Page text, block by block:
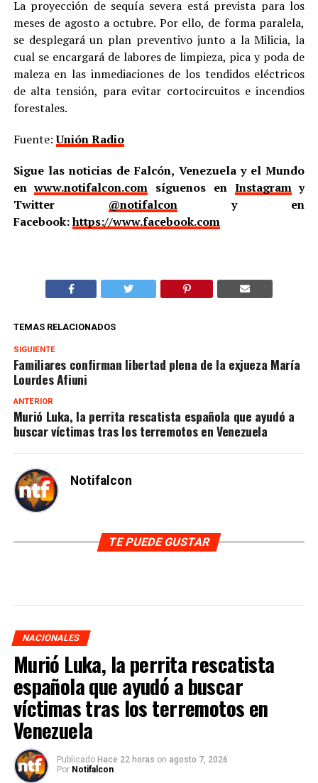
La proyección de sequía severa está prevista para los
meses de agosto a octubre. Por ello, de forma paralela,
se desplegará un plan preventivo junto a la Milicia, la
cual se encargará de labores de limpieza, pica y poda de
maleza en las inmediaciones de los tendidos eléctricos
de alta tensión, para evitar cortocircuitos e incendios
forestales.
Fuente:Unión Radio
Sigue las noticias de Falcón, Venezuela y el Mundo
enwww.notifalcon.com síguenos en Instagramy
Twitter @notifalcony en
Facebook:https://www.facebook.com
TEMAS RELACIONADOS
SIGUIENTE
Familiares confirman libertad plena de la exjueza María
Lourdes Afiuni
ANTERIOR
Murió Luka, la perrita rescatista española que ayudó a
buscar víctimas tras los terremotos en Venezuela
Notifalcon
TE PUEDE GUSTAR
NACIONALES
Murió Luka, la perrita rescatista
española que ayudó a buscar
víctimas tras los terremotos en
Venezuela
Publicado Hace 22 horas on agosto 7, 2026
Por Notifalcon